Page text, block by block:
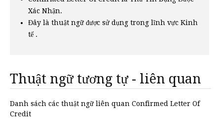
Xác Nhận.
Đây là thuật ngữ được sử dụng trong lĩnh vực Kinh
tế .
Thuật ngữ tương tự - liên quan
Danh sách các thuật ngữ liên quan Confirmed Letter Of
Credit